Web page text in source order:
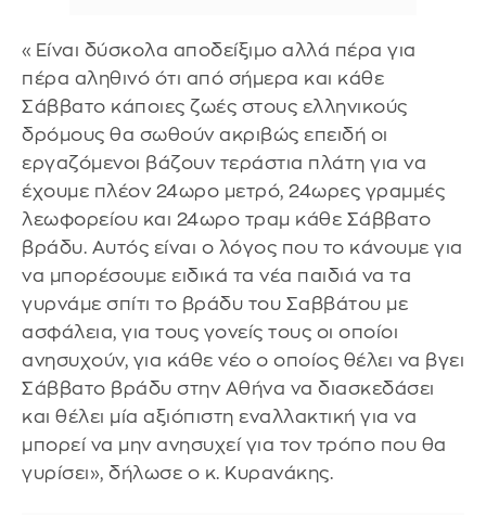
«Είναι δύσκολα αποδείξιμο αλλά πέρα για
πέρα αληθινό ότι από σήμερα και κάθε
Σάββατο κάποιες ζωές στους ελληνικούς
δρόμους θα σωθούν ακριβώς επειδή οι
εργαζόμενοι βάζουν τεράστια πλάτη για να
έχουμε πλέον 24ωρο μετρό, 24ωρες γραμμές
λεωφορείου και 24ωρο τραμ κάθε Σάββατο
βράδυ. Αυτός είναι ο λόγος που το κάνουμε για
να μπορέσουμε ειδικά τα νέα παιδιά να τα
γυρνάμε σπίτι το βράδυ του Σαββάτου με
ασφάλεια, για τους γονείς τους οι οποίοι
ανησυχούν, για κάθε νέο ο οποίος θέλει να βγει
Σάββατο βράδυ στην Αθήνα να διασκεδάσει
και θέλει μία αξιόπιστη εναλλακτική για να
μπορεί να μην ανησυχεί για τον τρόπο που θα
γυρίσει», δήλωσε ο κ. Κυρανάκης.